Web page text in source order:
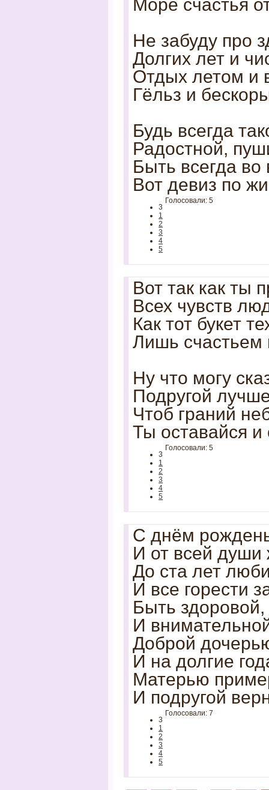
Море счастья
Не забуду про
Долгих лет и
Отдых летом и
Гёльз и
Будь всегда
Радостной,
Быть всегда во
Вот девиз по
3
1
2
3
4
5
Голосовали: 5
Вот так как ты
Всех чувств
Как тот букет
Лишь
Ну что могу
Подругой
Чтоб граний
Ты оставайся
3
1
2
3
4
5
Голосовали: 5
С днём
И от всей
До ста лет
И все горести
Быть
И
Доброй
И на долгие
Матерью
И подругой
3
1
2
3
4
5
Голосовали: 7